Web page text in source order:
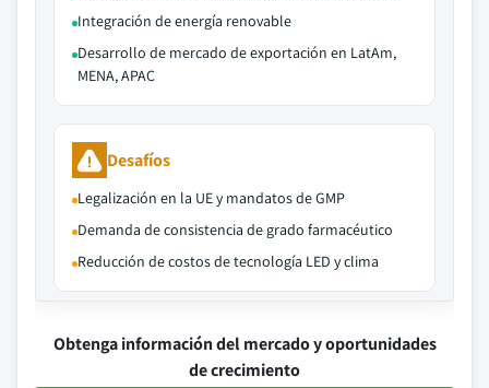
Integración de energía renovable
Desarrollo de mercado de exportación en LatAm,
MENA, APAC
Desafíos
Legalización en la UE y mandatos de GMP
Demanda de consistencia de grado farmacéutico
Reducción de costos de tecnología LED y clima
Obtenga información del mercado y oportunidades
de crecimiento